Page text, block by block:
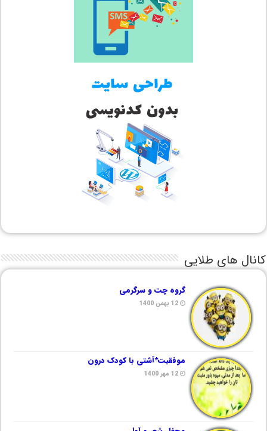
کانال های طلایی
گروه چت و سرگرمی
12 بهمن 1400
موفقیت*آشتی با کودک درون
12 مهر 1400